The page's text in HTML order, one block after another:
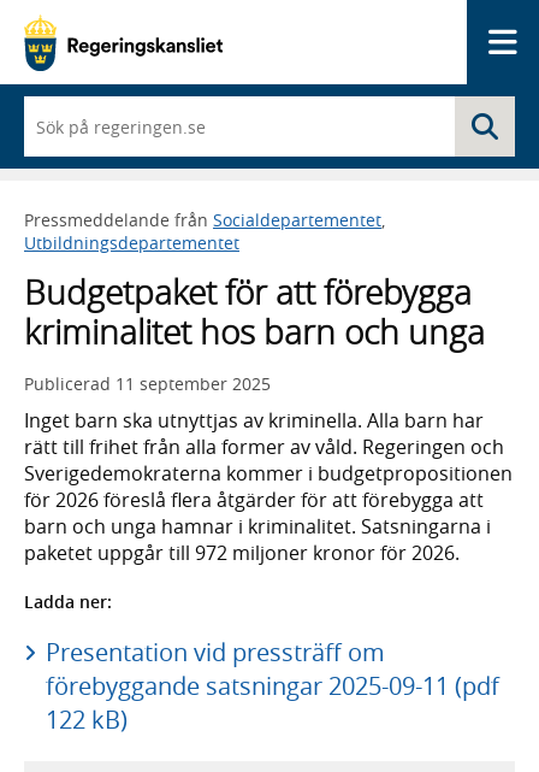
du
börjar
skriva
framträder
en
med
sökförslag
Pressmeddelande från Socialdepartementet,
Utbildningsdepartementet
Budgetpaket för att förebygga
kriminalitet hos barn och unga
Publicerad 11 september 2025
Inget barn ska utnyttjas av kriminella. Alla barn har
rätt till frihet från alla former av våld. Regeringen och
Sverigedemokraterna kommer i budgetpropositionen
för 2026 föreslå flera åtgärder för att förebygga att
barn och unga hamnar i kriminalitet. Satsningarna i
paketet uppgår till 972 miljoner kronor för 2026.
Ladda ner:
Presentation vid pressträff om
förebyggande satsningar 2025-09-11 (pdf
122 kB)